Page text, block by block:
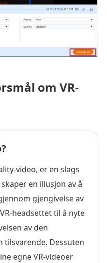
om VR-
video, er en slags
en illusjon av å
gjengivelse av
headsettet til å nyte
av den
tilsvarende. Dessuten
egne VR-videoer